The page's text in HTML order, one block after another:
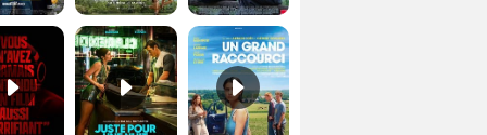
Undertone Bande-annonce VO STFR Juste pour une nuit Bande-annonce VO STFR Un grand raccourci Bande-annonce VF